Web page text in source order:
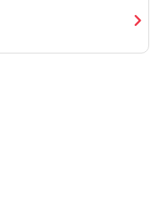
chevron_right